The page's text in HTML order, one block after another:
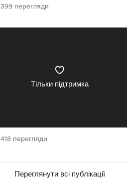
399 перегляди
Тільки підтримка
418 перегляди
Переглянути всі публікації